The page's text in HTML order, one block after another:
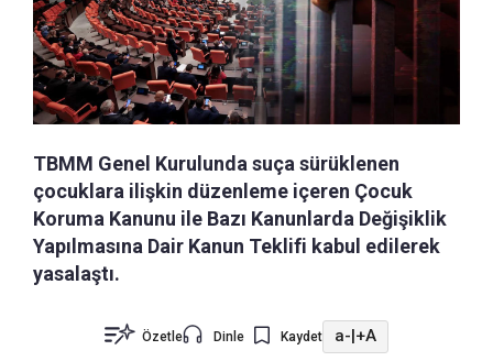
TBMM Genel Kurulunda suça sürüklenen
çocuklara ilişkin düzenleme içeren Çocuk
Koruma Kanunu ile Bazı Kanunlarda Değişiklik
Yapılmasına Dair Kanun Teklifi kabul edilerek
yasalaştı.
Özetle Dinle Kaydet a-|+A